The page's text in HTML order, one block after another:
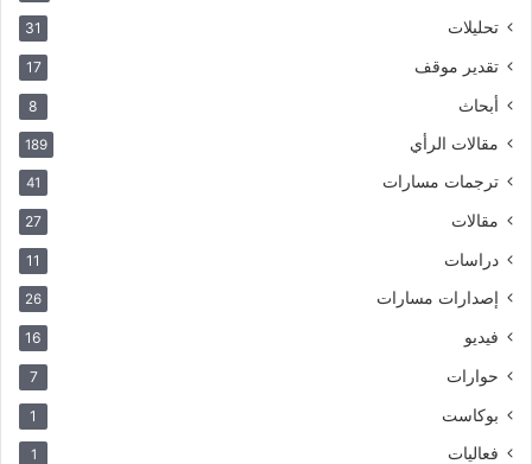
تحليلات 31
تقدير موقف 17
أبحاث 8
مقالات الرأي 189
ترجمات مسارات 41
مقالات 27
دراسات 11
إصدارات مسارات 26
فيديو 16
حوارات 7
بوكاست 1
فعاليات 1